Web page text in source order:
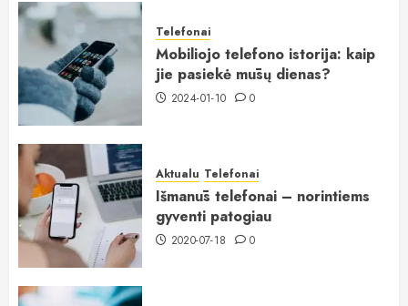
Telefonai
Mobiliojo telefono istorija: kaip
jie pasiekė mūsų dienas?
2024-01-10 0
Aktualu Telefonai
Išmanūs telefonai – norintiems
gyventi patogiau
2020-07-18 0